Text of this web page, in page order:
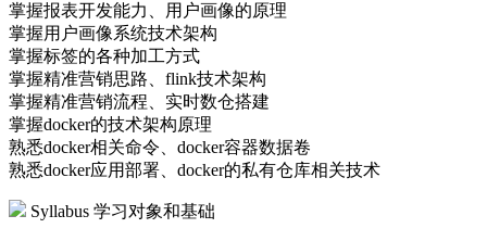
掌握报表开发能力、用户画像的原理
掌握用户画像系统技术架构
掌握标签的各种加工方式
掌握精准营销思路、flink技术架构
掌握精准营销流程、实时数仓搭建
掌握docker的技术架构原理
熟悉docker相关命令、docker容器数据卷
熟悉docker应用部署、docker的私有仓库相关技术
Syllabus 学习对象和基础